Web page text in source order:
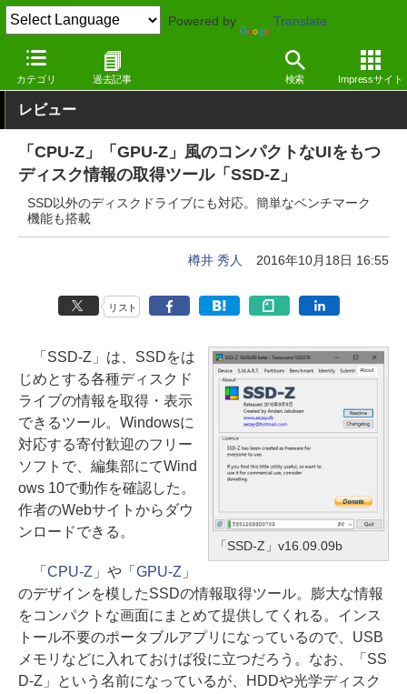
Powered by Translate
カテゴリ 過去記事 検索 Impressサイト
窓の杜 システム・ファイル Windows
レビュー
「CPU-Z」「GPU-Z」風のコンパクトなUIをもつ
ディスク情報の取得ツール「SSD-Z」
SSD以外のディスクドライブにも対応。簡単なベンチマーク
機能も搭載
樽井 秀人 2016年10月18日 16:55
リスト
「SSD-Z」v16.09.09b
「SSD-Z」は、SSDをは
じめとする各種ディスクド
ライブの情報を取得・表示
できるツール。Windowsに
対応する寄付歓迎のフリー
ソフトで、編集部にてWind
ows 10で動作を確認した。
作者のWebサイトからダウ
ンロードできる。
「 CPU-Z 」や「 GPU-Z 」
のデザインを模したSSDの情報取得ツール。膨大な情報
をコンパクトな画面にまとめて提供してくれる。インス
トール不要のポータブルアプリになっているので、USB
メモリなどに入れておけば役に立つだろう。なお、「SS
D-Z」という名前になっているが、HDDや光学ディスク